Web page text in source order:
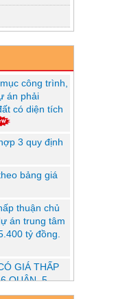
công trình,
án phải
có diện tích
3 quy định
bảng giá
thuận chủ
án trung tâm
tỷ đồng.
GIÁ THẤP
QUẬN, 5
TP.HCM TỪ